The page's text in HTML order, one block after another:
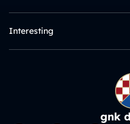
Interesting
gnk